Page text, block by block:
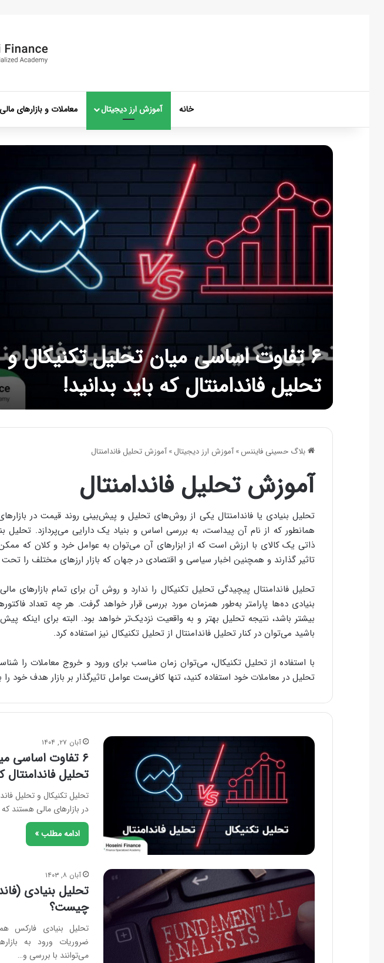
خانه آموزش ارز دیجیتال معاملات و بازارهای مالی
۶ تفاوت اساسی میان تحلیل تکنیکال و
تحلیل فاندامنتال که باید بدانید!
بلاگ حسینی فایننس»آموزش ارز دیجیتال»آموزش تحلیل فاندامنتال
آموزش تحلیل فاندامنتال
تحلیل بنیادی یا فاندامنتال یکی از روش‌های تحلیل و پیش‌بینی روند قیمت در
همانطور که از نام آن پیداست، به بررسی اساس و بنیاد یک دارایی می‌پردازد. تحلیل
ذاتی یک کالای با ارزش است که از ابزارهای آن می‌توان به عوامل خرد و کلان که
تاثیر گذارند و همچنین اخبار سیاسی و اقتصادی در جهان که بازار ارزهای مختلف را تحت
تحلیل فاندامنتال پیچیدگی تحلیل تکنیکال را ندارد و روش آن برای تمام بازارهای
بنیادی ده‌ها پارامتر به‌طور همزمان مورد بررسی قرار خواهد گرفت. هر چه تعداد
بیشتر باشد، نتیجه تحلیل بهتر و به واقعیت نزدیک‌تر خواهد بود. البته برای اینکه
باشید می‌توان در کنار تحلیل فاندامنتال از تحلیل تکنیکال نیز استفاده کرد.
با استفاده از تحلیل تکنیکال، می‌توان زمان مناسب برای ورود و خروج معاملات را
تحلیل در معاملات خود استفاده کنید، تنها کافی‌ست عوامل تاثیرگذار بر بازار هدف خود را
آبان ۲۷, ۱۴۰۴
۶ تفاوت اساسی
تحلیل فاندامنتال
تحلیل تکنیکال و تحلیل
در بازارهای مالی هستند که به ۶ تفاوت عمده‌ی
ادامه مطلب »
آبان ۸, ۱۴۰۳
تحلیل بنیادی
چیست؟
تحلیل بنیادی فارکس
ضروریات ورود به
می‌توانند با بررسی و…